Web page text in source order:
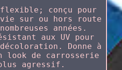
flexible; conçu pour
sur ou hors route
années.
aux UV pour
Donne à
look de carrosserie
agressif.